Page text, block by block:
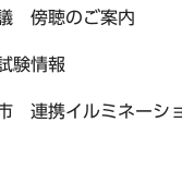
傍聴のご案内
験情報
連携イルミネーシ